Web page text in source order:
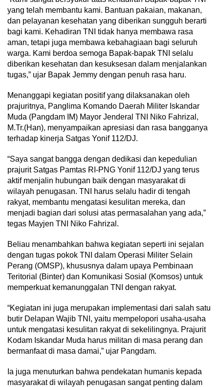
yang telah membantu kami. Bantuan pakaian, makanan,
dan pelayanan kesehatan yang diberikan sungguh berarti
bagi kami. Kehadiran TNI tidak hanya membawa rasa
aman, tetapi juga membawa kebahagiaan bagi seluruh
warga. Kami berdoa semoga Bapak-bapak TNI selalu
diberikan kesehatan dan kesuksesan dalam menjalankan
tugas,” ujar Bapak Jemmy dengan penuh rasa haru.
Menanggapi kegiatan positif yang dilaksanakan oleh
prajuritnya, Panglima Komando Daerah Militer Iskandar
Muda (Pangdam IM) Mayor Jenderal TNI Niko Fahrizal,
M.Tr.(Han), menyampaikan apresiasi dan rasa bangganya
terhadap kinerja Satgas Yonif 112/DJ.
“Saya sangat bangga dengan dedikasi dan kepedulian
prajurit Satgas Pamtas RI-PNG Yonif 112/DJ yang terus
aktif menjalin hubungan baik dengan masyarakat di
wilayah penugasan. TNI harus selalu hadir di tengah
rakyat, membantu mengatasi kesulitan mereka, dan
menjadi bagian dari solusi atas permasalahan yang ada,”
tegas Mayjen TNI Niko Fahrizal.
Beliau menambahkan bahwa kegiatan seperti ini sejalan
dengan tugas pokok TNI dalam Operasi Militer Selain
Perang (OMSP), khususnya dalam upaya Pembinaan
Teritorial (Binter) dan Komunikasi Sosial (Komsos) untuk
memperkuat kemanunggalan TNI dengan rakyat.
“Kegiatan ini juga merupakan implementasi dari salah satu
butir Delapan Wajib TNI, yaitu mempelopori usaha-usaha
untuk mengatasi kesulitan rakyat di sekelilingnya. Prajurit
Kodam Iskandar Muda harus militan di masa perang dan
bermanfaat di masa damai,” ujar Pangdam.
Ia juga menuturkan bahwa pendekatan humanis kepada
masyarakat di wilayah penugasan sangat penting dalam